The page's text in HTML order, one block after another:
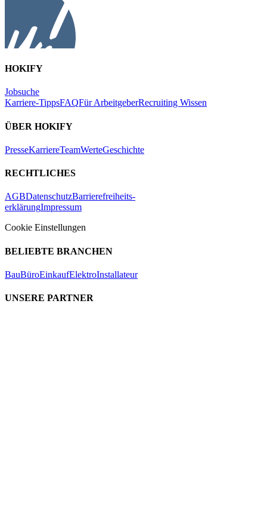
HOKIFY
Jobsuche
Karriere-TippsFAQFür ArbeitgeberRecruiting Wissen
ÜBER HOKIFY
PresseKarriereTeamWerteGeschichte
RECHTLICHES
AGBDatenschutzBarrierefreiheits-
erklärungImpressum
Cookie Einstellungen
BELIEBTE BRANCHEN
BauBüroEinkaufElektroInstallateur
UNSERE PARTNER